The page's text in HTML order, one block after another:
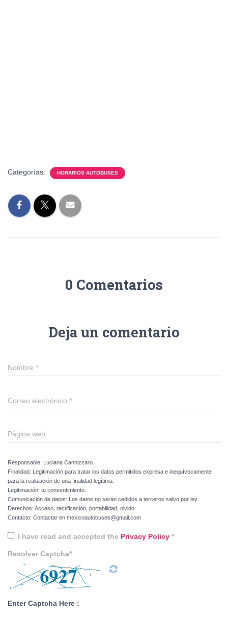
Categorías: HORARIOS AUTOBUSES
0 Comentarios
Deja un comentario
Nombre *
Correo electrónico *
Página web
Responsable: Luciana Cannizzaro.
Finalidad: Legitimación para tratar los datos permitidos expresa e inequívocamente
para la realización de una finalidad legítima.
Legitimación: tu consentimiento.
Comunicación de datos: Los datos no serán cedidos a terceros salvo por ley.
Derechos: Acceso, rectificación, portabilidad, olvido.
Contacto: Contactar en mexicoautobuses@gmail.com
I have read and accepted the Privacy Policy *
Resolver Captcha*
Enter Captcha Here :